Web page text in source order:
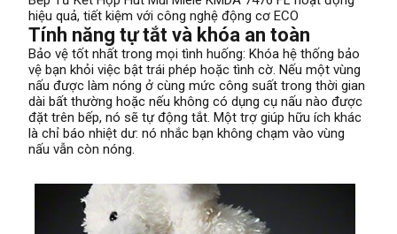
hiệu quả, tiết kiệm với công nghệ động cơ ECO
Tính năng tự tắt và khóa an toàn
Bảo vệ tốt nhất trong mọi tình huống: Khóa hệ thống bảo
vệ bạn khỏi việc bật trái phép hoặc tình cờ. Nếu một vùng
nấu được làm nóng ở cùng mức công suất trong thời gian
dài bất thường hoặc nếu không có dụng cụ nấu nào được
đặt trên bếp, nó sẽ tự động tắt. Một trợ giúp hữu ích khác
là chỉ báo nhiệt dư: nó nhắc bạn không chạm vào vùng
nấu vẫn còn nóng.